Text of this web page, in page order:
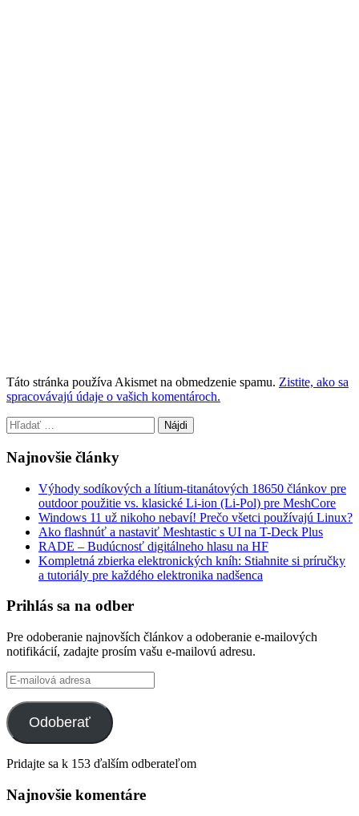
Táto stránka používa Akismet na obmedzenie spamu. Zistite, ako sa
spracovávajú údaje o vašich komentároch.
Hľadať:
Najnovšie články
Výhody sodíkových a lítium-titanátových 18650 článkov pre
outdoor použitie vs. klasické Li-ion (Li-Pol) pre MeshCore
Windows 11 už nikoho nebaví! Prečo všetci používajú Linux?
Ako flashnúť a nastaviť Meshtastic s UI na T-Deck Plus
RADE – Budúcnosť digitálneho hlasu na HF
Kompletná zbierka elektronických kníh: Stiahnite si príručky
a tutoriály pre každého elektronika nadšenca
Prihlás sa na odber
Pre odoberanie najnovších článkov a odoberanie e-mailových
notifikácií, zadajte prosím vašu e-mailovú adresu.
E-
mailová
adresa
Odoberať
Pridajte sa k 153 ďalším odberateľom
Najnovšie komentáre